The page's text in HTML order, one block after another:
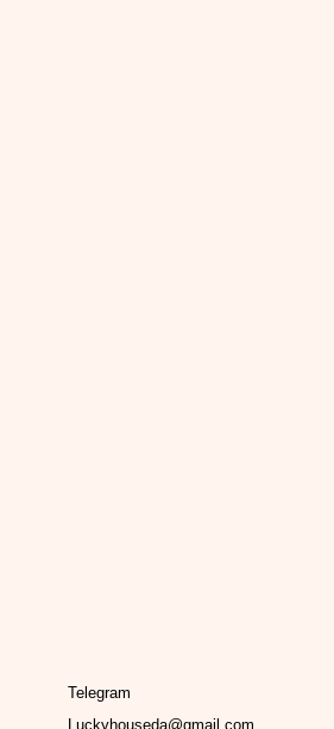
Telegram
Luckyhouseda@gmail.com